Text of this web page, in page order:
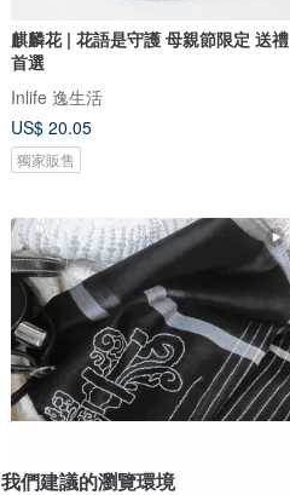
麒麟花 | 花語是守護 母親節限定 送禮
首選
Inlife 逸生活
US$ 20.05
獨家販售
我們建議的瀏覽環境